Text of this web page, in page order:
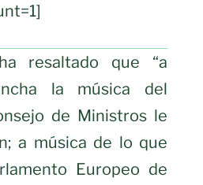
resaltado que “a
la música del
de Ministros le
a música de lo que
Europeo de